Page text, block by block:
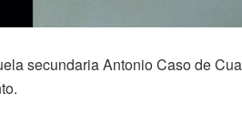
secundaria Antonio Caso de